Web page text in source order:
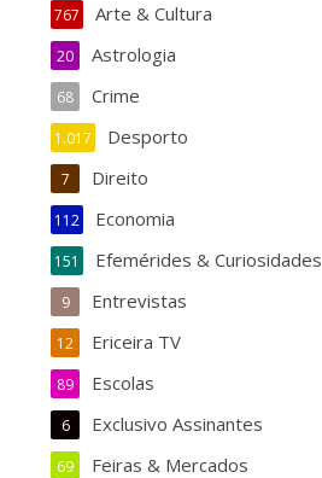
Arte & Cultura
767
Astrologia
20
Crime
68
Desporto
1.017
Direito
7
Economia
112
Efemérides & Curiosidades
151
Entrevistas
9
Ericeira TV
12
Escolas
89
Exclusivo Assinantes
6
Feiras & Mercados
69